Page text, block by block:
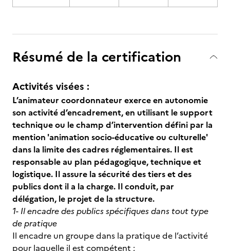
Résumé de la certification
Activités visées :
L’animateur coordonnateur exerce en autonomie
son activité d’encadrement, en utilisant le support
technique ou le champ d’intervention défini par la
mention 'animation socio-éducative ou culturelle'
dans la limite des cadres réglementaires. Il est
responsable au plan pédagogique, technique et
logistique. Il assure la sécurité des tiers et des
publics dont il a la charge. Il conduit, par
délégation, le projet de la structure.
1- Il encadre des publics spécifiques dans tout type
de pratique
Il encadre un groupe dans la pratique de l’activité
pour laquelle il est compétent ;